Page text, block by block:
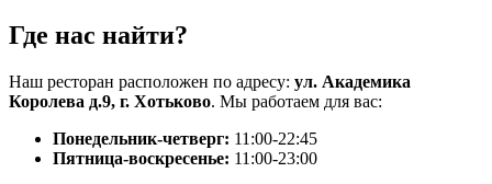
Где нас найти?
Наш ресторан расположен по адресу: ул. Академика
Королева д.9, г. Хотьково. Мы работаем для вас:
Понедельник-четверг: 11:00-22:45
Пятница-воскресенье: 11:00-23:00